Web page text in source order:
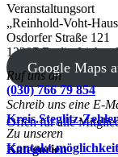
Veranstaltungsort
„Reinhold-Voht-
Osdorfer Straße 121
12207 Berlin-
Google Maps
Offen für alle
Kategorien
Ruf uns an
(030) 766 79 854
Schreib uns eine E-
Kreis.Steglitz-
Zu unseren
Kontakt-